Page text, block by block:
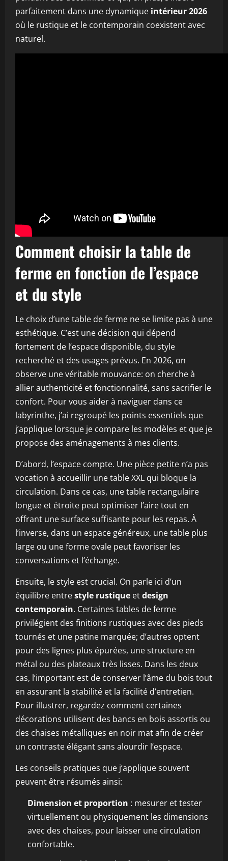
parfaitement dans une dynamique intérieur 2026
où le rustique et le contemporain coexistent avec
naturel.
Comment choisir la table de
ferme en fonction de l’espace
et du style
Le choix d’une table de ferme ne se limite pas à une
esthétique. C’est une décision qui dépend
fortement de l’espace disponible, du style
recherché et des usages prévus. En 2026, on
observe une véritable mouvance: on cherche à
allier authenticité et fonctionnalité, sans sacrifier le
confort. Pour vous aider à naviguer dans ce
labyrinthe, j’ai regroupé les points essentiels que
j’applique lorsque je compare les modèles et que je
propose des aménagements à mes clients.
D’abord, l’espace compte. Une pièce petite n’a pas
vocation à accueillir une table XXL qui bloque la
circulation. Dans ce cas, une table rectangulaire
longue et étroite peut optimiser l’aire tout en
offrant une surface suffisante pour les repas. À
l’inverse, dans un espace généreux, une table plus
large ou une forme ovale peut favoriser les
conversations et l’échange.
Ensuite, le style est crucial. On parle ici d’un
équilibre entrestyle rustique etdesign
contemporain. Certaines tables de ferme
privilégient des finitions rustiques avec des pieds
tournés et une patine marquée; d’autres optent
pour des lignes plus épurées, une structure en
métal ou des plateaux très lisses. Dans les deux
cas, l’important est de conserver l’âme du bois tout
en assurant la stabilité et la facilité d’entretien.
Pour illustrer, regardez comment certaines
décorations utilisent des bancs en bois assortis ou
des chaises métalliques en noir mat afin de créer
un contraste élégant sans alourdir l’espace.
Les conseils pratiques que j’applique souvent
peuvent être résumés ainsi:
Dimension et proportion : mesurer et tester
virtuellement ou physiquement les dimensions
avec des chaises, pour laisser une circulation
confortable.